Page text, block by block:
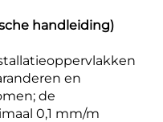
handleiding)
en
de
0,1 mm/m